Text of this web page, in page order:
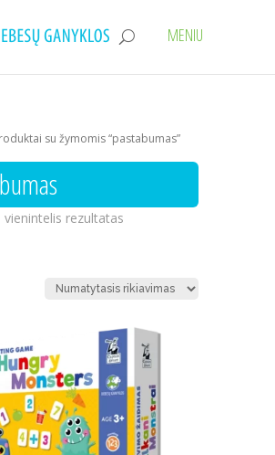
su žymomis “pastabumas”
vienintelis rezultatas